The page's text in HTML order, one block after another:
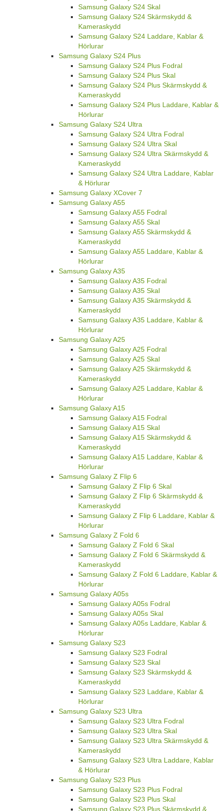
Samsung Galaxy S24 Skal
Samsung Galaxy S24 Skärmskydd &
Kameraskydd
Samsung Galaxy S24 Laddare, Kablar &
Hörlurar
Samsung Galaxy S24 Plus
Samsung Galaxy S24 Plus Fodral
Samsung Galaxy S24 Plus Skal
Samsung Galaxy S24 Plus Skärmskydd &
Kameraskydd
Samsung Galaxy S24 Plus Laddare, Kablar &
Hörlurar
Samsung Galaxy S24 Ultra
Samsung Galaxy S24 Ultra Fodral
Samsung Galaxy S24 Ultra Skal
Samsung Galaxy S24 Ultra Skärmskydd &
Kameraskydd
Samsung Galaxy S24 Ultra Laddare, Kablar
& Hörlurar
Samsung Galaxy XCover 7
Samsung Galaxy A55
Samsung Galaxy A55 Fodral
Samsung Galaxy A55 Skal
Samsung Galaxy A55 Skärmskydd &
Kameraskydd
Samsung Galaxy A55 Laddare, Kablar &
Hörlurar
Samsung Galaxy A35
Samsung Galaxy A35 Fodral
Samsung Galaxy A35 Skal
Samsung Galaxy A35 Skärmskydd &
Kameraskydd
Samsung Galaxy A35 Laddare, Kablar &
Hörlurar
Samsung Galaxy A25
Samsung Galaxy A25 Fodral
Samsung Galaxy A25 Skal
Samsung Galaxy A25 Skärmskydd &
Kameraskydd
Samsung Galaxy A25 Laddare, Kablar &
Hörlurar
Samsung Galaxy A15
Samsung Galaxy A15 Fodral
Samsung Galaxy A15 Skal
Samsung Galaxy A15 Skärmskydd &
Kameraskydd
Samsung Galaxy A15 Laddare, Kablar &
Hörlurar
Samsung Galaxy Z Flip 6
Samsung Galaxy Z Flip 6 Skal
Samsung Galaxy Z Flip 6 Skärmskydd &
Kameraskydd
Samsung Galaxy Z Flip 6 Laddare, Kablar &
Hörlurar
Samsung Galaxy Z Fold 6
Samsung Galaxy Z Fold 6 Skal
Samsung Galaxy Z Fold 6 Skärmskydd &
Kameraskydd
Samsung Galaxy Z Fold 6 Laddare, Kablar &
Hörlurar
Samsung Galaxy A05s
Samsung Galaxy A05s Fodral
Samsung Galaxy A05s Skal
Samsung Galaxy A05s Laddare, Kablar &
Hörlurar
Samsung Galaxy S23
Samsung Galaxy S23 Fodral
Samsung Galaxy S23 Skal
Samsung Galaxy S23 Skärmskydd &
Kameraskydd
Samsung Galaxy S23 Laddare, Kablar &
Hörlurar
Samsung Galaxy S23 Ultra
Samsung Galaxy S23 Ultra Fodral
Samsung Galaxy S23 Ultra Skal
Samsung Galaxy S23 Ultra Skärmskydd &
Kameraskydd
Samsung Galaxy S23 Ultra Laddare, Kablar
& Hörlurar
Samsung Galaxy S23 Plus
Samsung Galaxy S23 Plus Fodral
Samsung Galaxy S23 Plus Skal
Samsung Galaxy S23 Plus Skärmskydd &